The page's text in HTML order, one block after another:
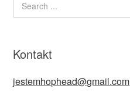
Kontakt
jestemhophead@gmail.com